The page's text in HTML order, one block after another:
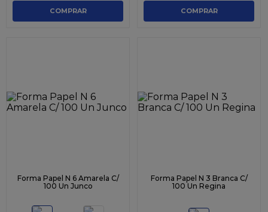
COMPRAR COMPRAR
Forma Papel N 6 Amarela C/
100 Un Junco
Forma Papel N 3 Branca C/
100 Un Regina